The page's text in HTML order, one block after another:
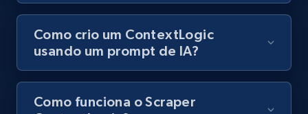
8.1K+ 713+ Comece grátis
Youtube - Videos posts - Discovery records
Como crio um ContextLogic
usando um prompt de IA?
Como funciona o Scraper